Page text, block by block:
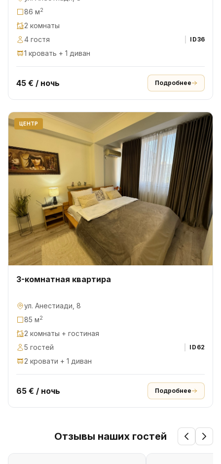
86 м2
2 комнаты
4 гостя
ID36
1 кровать + 1 диван
45 € / ночь Подробнее
ЦЕНТР
3-комнатная квартира
ул. Анестиади, 8
85 м2
2 комнаты + гостиная
5 гостей
ID 62
2 кровати + 1 диван
65 € / ночь Подробнее
Отзывы наших гостей